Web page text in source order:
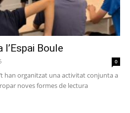
Boule
0
han organitzat una activitat conjunta a
noves formes de lectura